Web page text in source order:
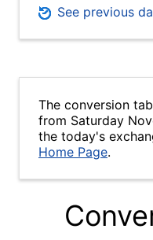
See previous
The conversion
from Saturday
the today's
Home Page.